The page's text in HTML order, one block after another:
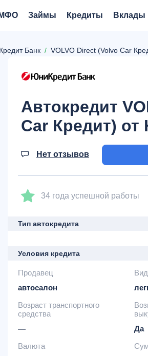
МФО Займы Кредиты Вклады
Банк VOLVO Direct (Volvo Car
Автокредит
Car Кредит)
Нет отзывов
34 года успешной работы
Тип автокредита
Условия кредита
Продавец
автосалон
Возраст транспортного
средства
—
Да
Валюта